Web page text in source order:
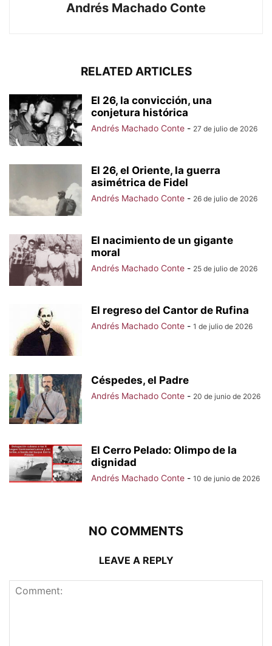
Andrés Machado Conte
RELATED ARTICLES
El 26, la convicción, una
conjetura histórica
Andrés Machado Conte - 27 de julio de 2026
El 26, el Oriente, la guerra
asimétrica de Fidel
Andrés Machado Conte - 26 de julio de 2026
El nacimiento de un gigante
moral
Andrés Machado Conte - 25 de julio de 2026
El regreso del Cantor de Rufina
Andrés Machado Conte - 1 de julio de 2026
Céspedes, el Padre
Andrés Machado Conte - 20 de junio de 2026
El Cerro Pelado: Olimpo de la
dignidad
Andrés Machado Conte - 10 de junio de 2026
NO COMMENTS
LEAVE A REPLY